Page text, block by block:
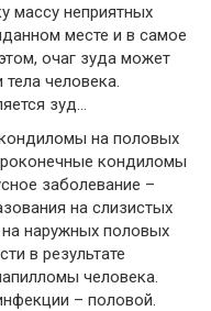
массу неприятных
месте и в самое
очаг зуда может
человека.
зуд…
на половых
кондиломы
заболевание –
на слизистых
наружных половых
в результате
человека.
– половой.